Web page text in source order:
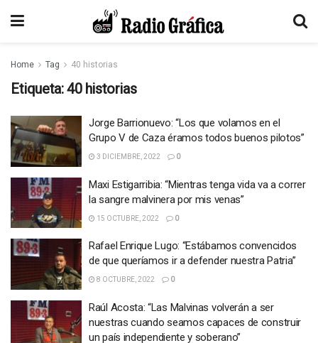
Home Tag 40 historias
Etiqueta:40 historias
Jorge Barrionuevo: “Los que volamos en el
Grupo V de Caza éramos todos buenos pilotos”
3 DICIEMBRE, 2022 0
Maxi Estigarribia: “Mientras tenga vida va a correr
la sangre malvinera por mis venas”
15 OCTUBRE, 2022 0
Rafael Enrique Lugo: “Estábamos convencidos
de que queríamos ir a defender nuestra Patria”
8 OCTUBRE, 2022 0
Raúl Acosta: “Las Malvinas volverán a ser
nuestras cuando seamos capaces de construir
un país independiente y soberano”